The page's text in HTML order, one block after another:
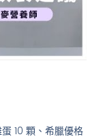
10 顆、希臘優格